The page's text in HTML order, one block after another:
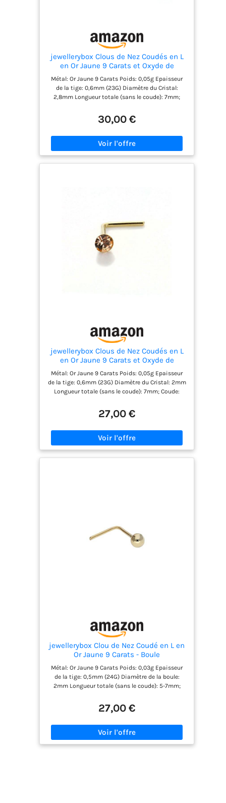
jewellerybox Clous de Nez Coudés en L
en Or Jaune 9 Carats et Oxyde de
Zirconium Rond 2,8mm - Blanc
Métal: Or Jaune 9 Carats Poids: 0,05g Epaisseur
de la tige: 0,6mm (23G) Diamètre du Cristal:
2,8mm Longueur totale (sans le coude): 7mm;
30,00 €
jewellerybox Clous de Nez Coudés en L
en Or Jaune 9 Carats et Oxyde de
Zirconium Rond 2mm - Blanc
Métal: Or Jaune 9 Carats Poids: 0,05g Epaisseur
de la tige: 0,6mm (23G) Diamètre du Cristal: 2mm
Longueur totale (sans le coude): 7mm; Coude:
27,00 €
jewellerybox Clou de Nez Coudé en L en
Or Jaune 9 Carats - Boule
Métal: Or Jaune 9 Carats Poids: 0,03g Epaisseur
de la tige: 0,5mm (24G) Diamètre de la boule:
2mm Longueur totale (sans le coude): 5-7mm;
27,00 €